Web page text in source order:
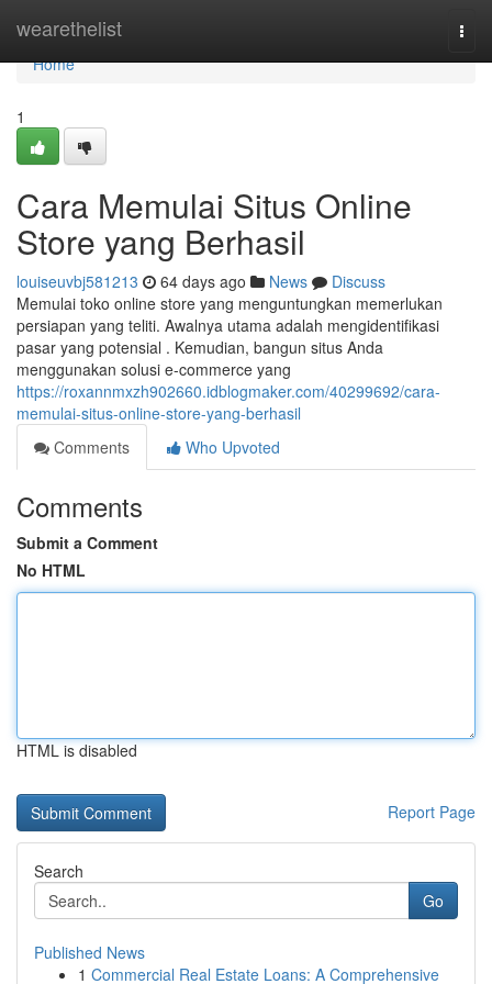
wearethelist
Home
Home
1
Cara Memulai Situs Online
Store yang Berhasil
louiseuvbj581213 64 days ago News
Discuss
Memulai toko online store yang menguntungkan memerlukan
persiapan yang teliti. Awalnya utama adalah mengidentifikasi
pasar yang potensial . Kemudian, bangun situs Anda
menggunakan solusi e-commerce yang
https://roxannmxzh902660.idblogmaker.com/40299692/cara-
memulai-situs-online-store-yang-berhasil
Comments
Who Upvoted
Comments
Submit a Comment
No HTML
HTML is disabled
Report Page
Search
Go
Published News
1 Commercial Real Estate Loans: A Comprehensive